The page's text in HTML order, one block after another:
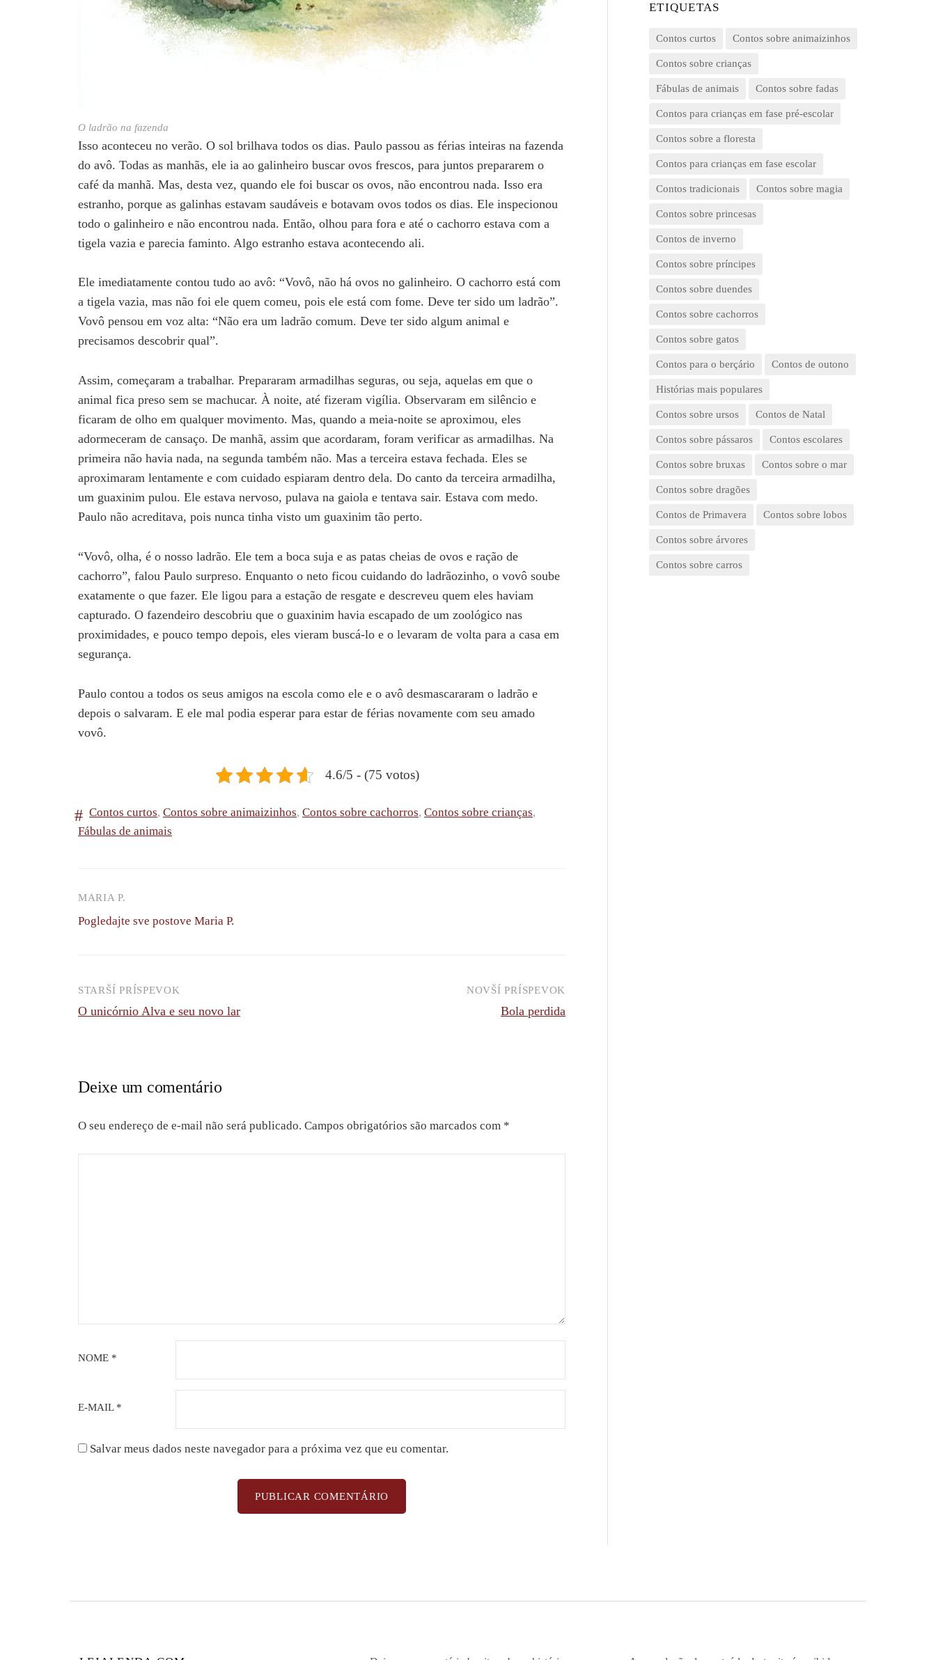
O ladrão na fazenda
Isso aconteceu no verão. O sol brilhava todos os dias. Paulo passou as férias inteiras na fazenda
do avô. Todas as manhãs, ele ia ao galinheiro buscar ovos frescos, para juntos prepararem o
café da manhã. Mas, desta vez, quando ele foi buscar os ovos, não encontrou nada. Isso era
estranho, porque as galinhas estavam saudáveis e botavam ovos todos os dias. Ele inspecionou
todo o galinheiro e não encontrou nada. Então, olhou para fora e até o cachorro estava com a
tigela vazia e parecia faminto. Algo estranho estava acontecendo ali.
Ele imediatamente contou tudo ao avô: “Vovô, não há ovos no galinheiro. O cachorro está com
a tigela vazia, mas não foi ele quem comeu, pois ele está com fome. Deve ter sido um ladrão”.
Vovô pensou em voz alta: “Não era um ladrão comum. Deve ter sido algum animal e
precisamos descobrir qual”.
Assim, começaram a trabalhar. Prepararam armadilhas seguras, ou seja, aquelas em que o
animal fica preso sem se machucar. À noite, até fizeram vigília. Observaram em silêncio e
ficaram de olho em qualquer movimento. Mas, quando a meia-noite se aproximou, eles
adormeceram de cansaço. De manhã, assim que acordaram, foram verificar as armadilhas. Na
primeira não havia nada, na segunda também não. Mas a terceira estava fechada. Eles se
aproximaram lentamente e com cuidado espiaram dentro dela. Do canto da terceira armadilha,
um guaxinim pulou. Ele estava nervoso, pulava na gaiola e tentava sair. Estava com medo.
Paulo não acreditava, pois nunca tinha visto um guaxinim tão perto.
“Vovô, olha, é o nosso ladrão. Ele tem a boca suja e as patas cheias de ovos e ração de
cachorro”, falou Paulo surpreso. Enquanto o neto ficou cuidando do ladrãozinho, o vovô soube
exatamente o que fazer. Ele ligou para a estação de resgate e descreveu quem eles haviam
capturado. O fazendeiro descobriu que o guaxinim havia escapado de um zoológico nas
proximidades, e pouco tempo depois, eles vieram buscá-lo e o levaram de volta para a casa em
segurança.
Paulo contou a todos os seus amigos na escola como ele e o avô desmascararam o ladrão e
depois o salvaram. E ele mal podia esperar para estar de férias novamente com seu amado
vovô.
4.6/5 - (75 votos)
Contos curtos, Contos sobre animaizinhos, Contos sobre cachorros, Contos sobre crianças,
Fábulas de animais
MARIA P.
Pogledajte sve postove Maria P.
Navigácia
príspevkov
STARŠÍ PRÍSPEVOK
O unicórnio Alva e seu novo lar
NOVŠÍ PRÍSPEVOK
Bola perdida
Deixe um comentário
O seu endereço de e-mail não será publicado. Campos obrigatórios são marcados com *
NOME *
E-MAIL *
Salvar meus dados neste navegador para a próxima vez que eu comentar.
ETIQUETAS
Contos curtos Contos sobre animaizinhos
Contos sobre crianças
Fábulas de animais Contos sobre fadas
Contos para crianças em fase pré-escolar
Contos sobre a floresta
Contos para crianças em fase escolar
Contos tradicionais Contos sobre magia
Contos sobre princesas
Contos de inverno
Contos sobre príncipes
Contos sobre duendes
Contos sobre cachorros
Contos sobre gatos
Contos para o berçário Contos de outono
Histórias mais populares
Contos sobre ursos Contos de Natal
Contos sobre pássaros Contos escolares
Contos sobre bruxas Contos sobre o mar
Contos sobre dragões
Contos de Primavera Contos sobre lobos
Contos sobre árvores
Contos sobre carros